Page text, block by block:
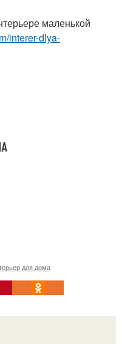
маленькой
interer-dlya-
для дома